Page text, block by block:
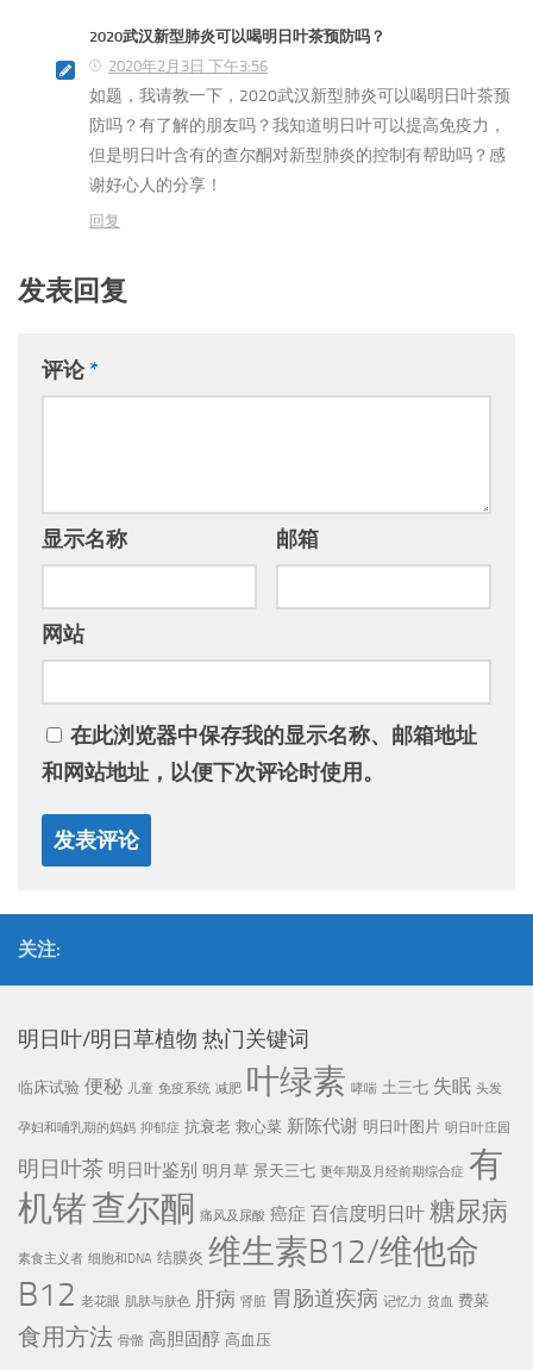
2020武汉新型肺炎可以喝明日叶茶预防吗？
2020年2月3日 下午3:56
如题，我请教一下，2020武汉新型肺炎可以喝明日叶茶预
防吗？有了解的朋友吗？我知道明日叶可以提高免疫力，
但是明日叶含有的查尔酮对新型肺炎的控制有帮助吗？感
谢好心人的分享！
回复
发表回复
评论 *
显示名称 邮箱
网站
在此浏览器中保存我的显示名称、邮箱地址
和网站地址，以便下次评论时使用。
关注:
明日叶/明日草植物 热门关键词
临床试验 便秘 儿童 免疫系统 减肥 叶绿素 哮喘 土三七 失眠 头发
孕妇和哺乳期的妈妈 抑郁症 抗衰老 救心菜 新陈代谢 明日叶图片 明日叶庄园
明日叶茶 明日叶鉴别 明月草 景天三七 更年期及月经前期综合症 有
机锗查尔酮 痛风及尿酸 癌症 百信度明日叶 糖尿病
素食主义者 细胞和DNA 结膜炎 维生素B12/维他命
B12 老花眼 肌肤与肤色 肝病 肾脏 胃肠道疾病 记忆力 贫血 费菜
食用方法 骨骼 高胆固醇 高血压